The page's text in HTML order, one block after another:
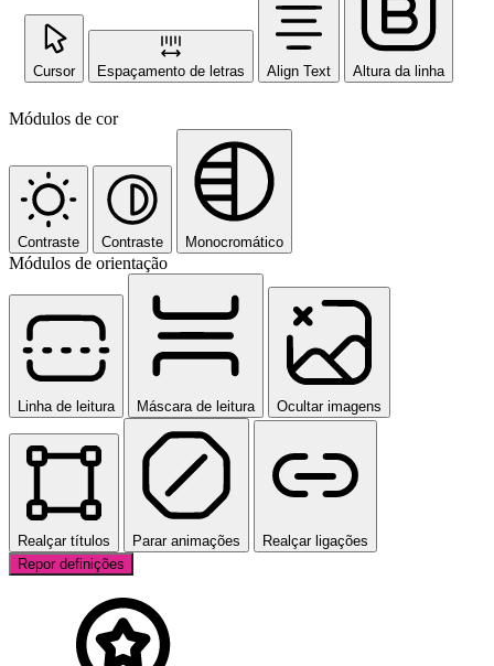
Cursor Espaçamento de letras Align Text Altura da linha
Módulos de cor
Contraste Contraste Monocromático
Módulos de orientação
Linha de leitura Máscara de leitura Ocultar imagens
Realçar títulos Parar animações
Realçar ligações
Repor definições